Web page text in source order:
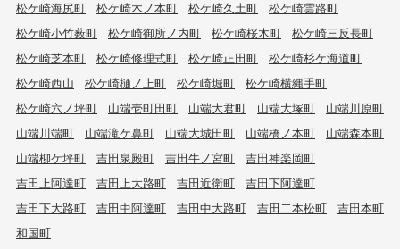
松ケ崎海尻町
松ケ崎木ノ本町 松ケ崎久土町
松ケ崎雲路町
松ケ崎小竹薮町
松ケ崎御所ノ内町 松ケ崎桜木町
松ケ崎三反長町
松ケ崎芝本町
松ケ崎修理式町 松ケ崎正田町
松ケ崎杉ケ海道町
松ケ崎西山
松ケ崎樋ノ上町 松ケ崎堀町
松ケ崎横縄手町
松ケ崎六ノ坪町
山端壱町田町 山端大君町 山端大塚町
山端川原町
山端川端町
山端滝ケ鼻町 山端大城田町 山端橋ノ本町
山端森本町
山端柳ケ坪町
吉田泉殿町 吉田牛ノ宮町
吉田神楽岡町
吉田上阿達町
吉田上大路町 吉田近衛町
吉田下阿達町
吉田下大路町
吉田中阿達町 吉田中大路町 吉田二本松町
吉田本町
和国町